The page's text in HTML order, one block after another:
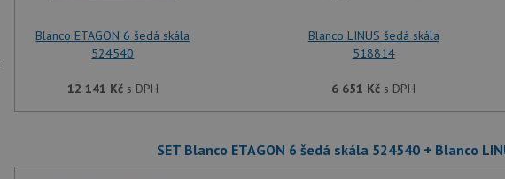
Blanco ETAGON 6 šedá skála
524540
12 141 Kčs DPH
Blanco LINUS šedá skála
518814
6 651 Kč s DPH
SET Blanco ETAGON 6 šedá skála 524540 + Blanco